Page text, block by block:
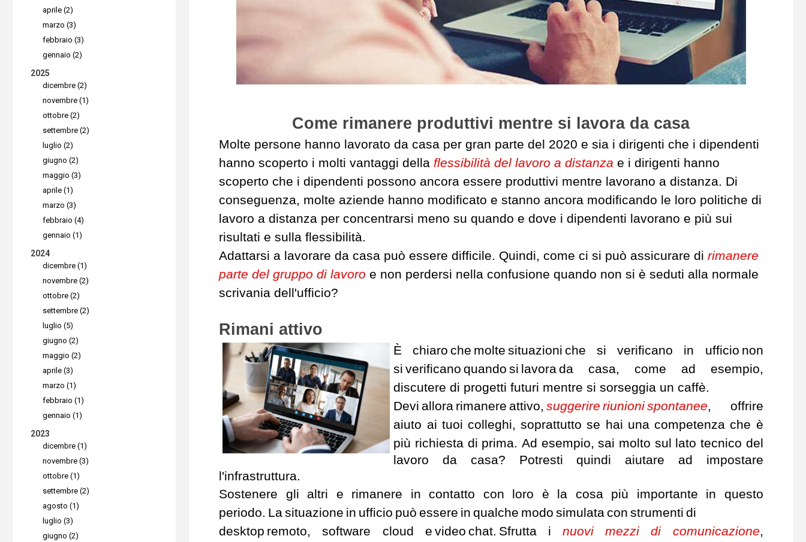
Come rimanere produttivi mentre si lavora da casa
Molte persone hanno lavorato da casa per gran parte del 2020 e sia i dirigenti che i dipendenti
hanno scoperto i molti vantaggi dellaflessibilità del lavoro a distanza e i dirigenti hanno
scoperto che i dipendenti possono ancora essere produttivi mentre lavorano a distanza. Di
conseguenza, molte aziende hanno modificato e stanno ancora modificando le loro politiche di
lavoro a distanza per concentrarsi meno su quando e dove i dipendenti lavorano e più sui
risultati e sulla flessibilità.
Adattarsi a lavorare da casa può essere difficile. Quindi, come ci si può assicurare dirimanere
parte del gruppo di lavoro e non perdersi nella confusione quando non si è seduti alla normale
scrivania dell'ufficio?
Rimani attivo
È chiaro che molte situazioni che si verificano in ufficio non
si verificano quando si lavora da casa, come ad esempio,
discutere di progetti futuri mentre si sorseggia un caffè.
Devi allora rimanere attivo,suggerire riunionispontanee, offrire
aiuto ai tuoi colleghi, soprattutto se hai una competenza che è
più richiesta di prima. Ad esempio, sai molto sul lato tecnico del
lavoro da casa? Potresti quindi aiutare ad impostare
l'infrastruttura.
Sostenere gli altri e rimanere in contatto con loro è la cosa più importante in questo
periodo. La situazione in ufficio può essere in qualche modo simulata con strumenti di
desktop remoto, software cloud e video chat. Sfrutta inuovi mezzi di comunicazione,
aprile (2)
marzo (3)
febbraio (3)
gennaio (2)
2025
dicembre (2)
novembre (1)
ottobre (2)
settembre (2)
luglio (2)
giugno (2)
maggio (3)
aprile (1)
marzo (3)
febbraio (4)
gennaio (1)
2024
dicembre (1)
novembre (2)
ottobre (2)
settembre (2)
luglio (5)
giugno (2)
maggio (2)
aprile (3)
marzo (1)
febbraio (1)
gennaio (1)
2023
dicembre (1)
novembre (3)
ottobre (1)
settembre (2)
agosto (1)
luglio (3)
giugno (2)